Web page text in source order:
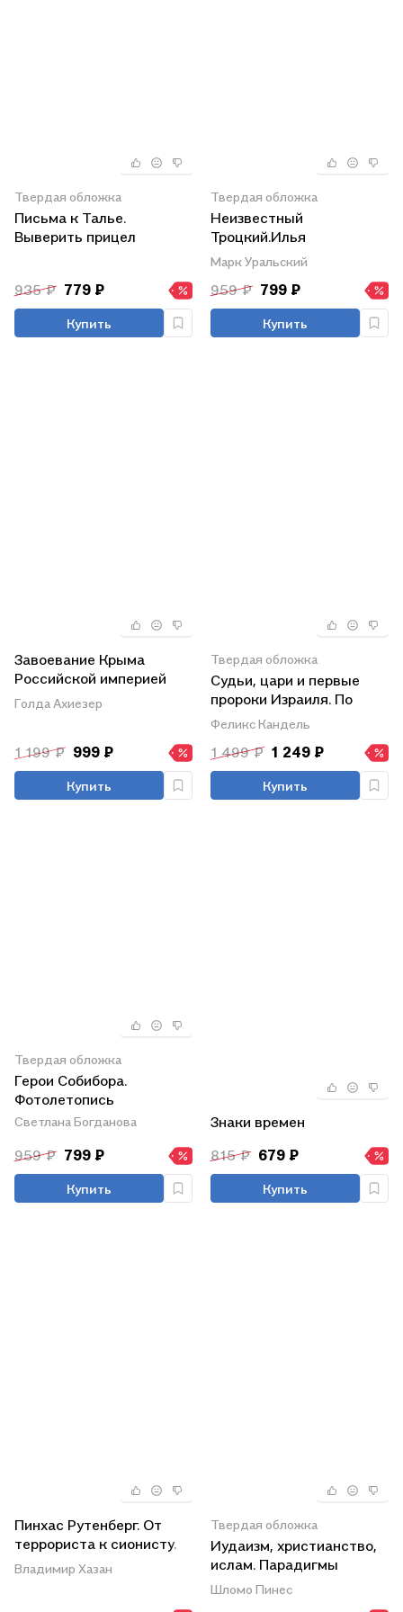
Твердая обложка
Письма к Талье.
Выверить прицел
935 ₽ 779 ₽
Купить
Твердая обложка
Неизвестный
Троцкий.Илья
Троцкий,Иван Бунин и
эмиграция первой волны
Марк Уральский
959 ₽ 799 ₽
Купить
Завоевание Крыма
Российской империей
глазами караимских
Голда Ахиезер
1 199 ₽ 999 ₽
Купить
Твердая обложка
Судьи, цари и первые
пророки Израиля. По
путям Земли этой
Феликс Кандель
1 499 ₽ 1 249 ₽
Купить
Твердая обложка
Герои Собибора.
Фотолетопись
Светлана Богданова
959 ₽ 799 ₽
Купить
Знаки времен
815 ₽ 679 ₽
Купить
Пинхас Рутенберг. От
террориста к сионисту.
Опыт идентификации
человека, который делал
Владимир Хазан
Твердая обложка
Иудаизм, христианство,
ислам. Парадигмы
взаимовлияния.
Шломо Пинес